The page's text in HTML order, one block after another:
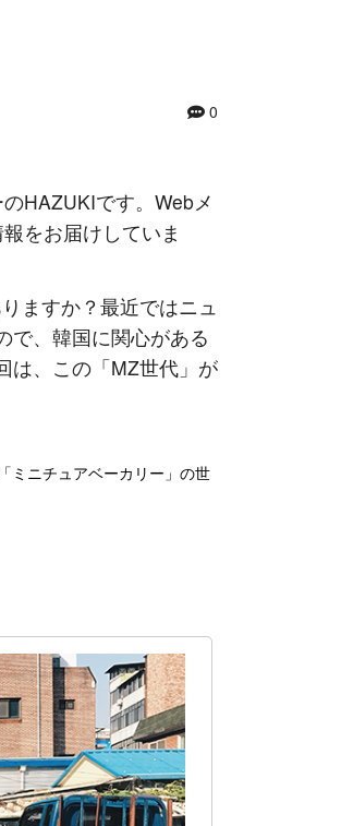
0
HAZUKIです。Webメ
をお届けしていま
ますか？最近ではニュ
で、韓国に関心がある
は、この「MZ世代」が
ミニチュアベーカリー」の世